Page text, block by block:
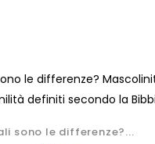
sono le differenze?...